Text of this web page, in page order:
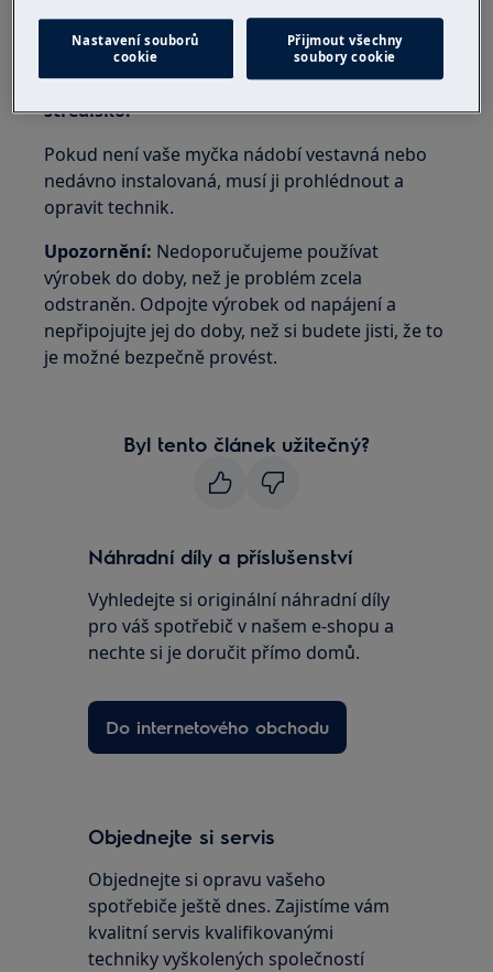
Doporučujeme vám kontaktovat
montážního technika.
2. Obraťte se na autorizované servisní
středisko.
Pokud není vaše myčka nádobí vestavná nebo
nedávno instalovaná, musí ji prohlédnout a
opravit technik.
Upozornění: Nedoporučujeme používat
výrobek do doby, než je problém zcela
odstraněn. Odpojte výrobek od napájení a
nepřipojujte jej do doby, než si budete jisti, že to
je možné bezpečně provést.
Byl tento článek užitečný?
Náhradní díly a příslušenství
Vyhledejte si originální náhradní díly
pro váš spotřebič v našem e-shopu a
nechte si je doručit přímo domů.
Do internetového obchodu
Objednejte si servis
Objednejte si opravu vašeho
spotřebiče ještě dnes. Zajistíme vám
kvalitní servis kvalifikovanými
techniky vyškolených společností
Nastavení souborů
cookie
Přijmout všechny
soubory cookie